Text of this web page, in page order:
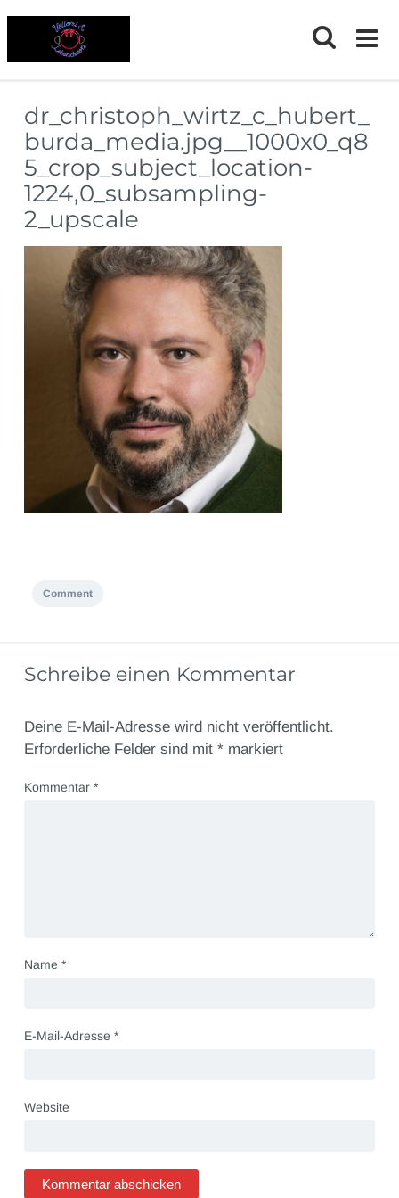
dr_christoph_wirtz_c_hubert_
burda_media.jpg__1000x0_q8
5_crop_subject_location-
1224,0_subsampling-
2_upscale
Comment
Schreibe einen Kommentar
Deine E-Mail-Adresse wird nicht veröffentlicht.
Erforderliche Felder sind mit *markiert
Kommentar *
Name *
E-Mail-Adresse *
Website